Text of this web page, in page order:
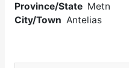
Province/State Metn
City/Town Antelias